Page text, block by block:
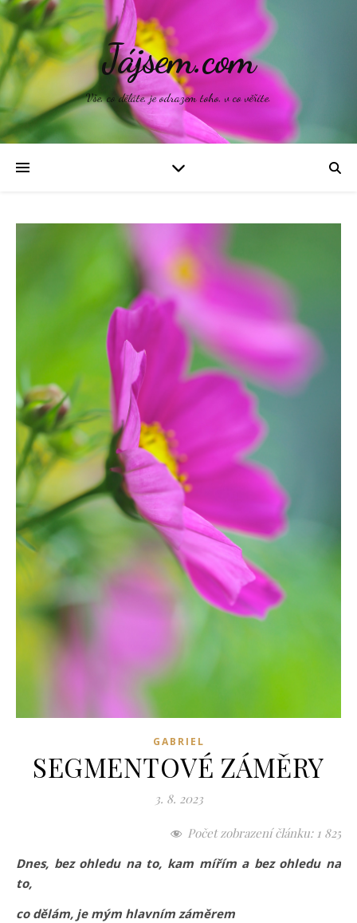
Jájsem.com
Vše, co děláte, je odrazem toho, v co věříte.
GABRIEL
SEGMENTOVÉ ZÁMĚRY
3. 8. 2023
Počet zobrazení článku: 1 825
Dnes, bez ohledu na to, kam mířím a bez ohledu na
to,
co dělám, je mým hlavním záměrem